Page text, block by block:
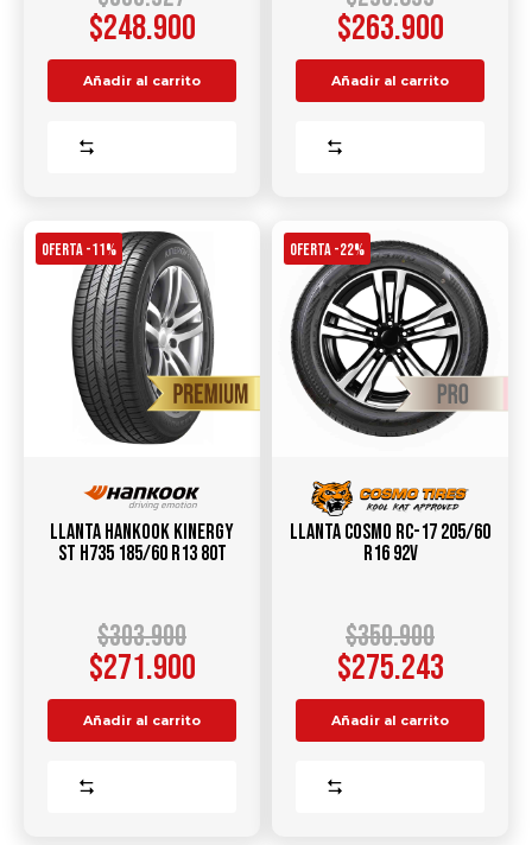
$248.900
Añadir al carrito
$263.900
Añadir al carrito
OFERTA -11%
Llanta HANKOOK Kinergy
ST H735 185/60 R13 80T
$303.900
$271.900
Añadir al carrito
OFERTA -22%
Llanta COSMO RC-17 205/60
R16 92V
$350.900
$275.243
Añadir al carrito